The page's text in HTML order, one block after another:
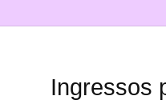
Ingressos